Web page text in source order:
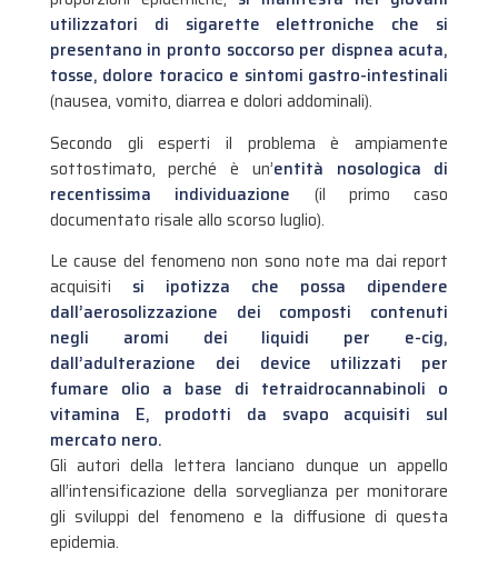
utilizzatori di sigarette elettroniche
che si
presentano in pronto soccorso per dispnea acuta,
tosse, dolore toracico e sintomi gastro-intestinali
(nausea, vomito, diarrea e dolori addominali).
Secondo gli esperti il problema è ampiamente
sottostimato, perché è un’entità nosologica di
recentissima individuazione (il primo caso
documentato risale allo scorso luglio).
Le cause del fenomeno non sono note ma dai report
acquisiti si ipotizza che possa dipendere
dall’aerosolizzazione dei composti contenuti
negli aromi dei liquidi per e-cig,
dall’adulterazione dei device utilizzati per
fumare olio a base di tetraidrocannabinoli o
vitamina E, prodotti da svapo acquisiti sul
mercato nero.
Gli autori della lettera lanciano dunque un appello
all’intensificazione della sorveglianza per monitorare
gli sviluppi del fenomeno e la diffusione di questa
epidemia.